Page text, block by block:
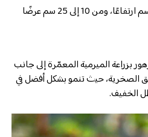
بزراعة الميرمية المعمّرة إلى جانب
الصخرية، حيث تنمو بشكل أفضل في
الخفيف.